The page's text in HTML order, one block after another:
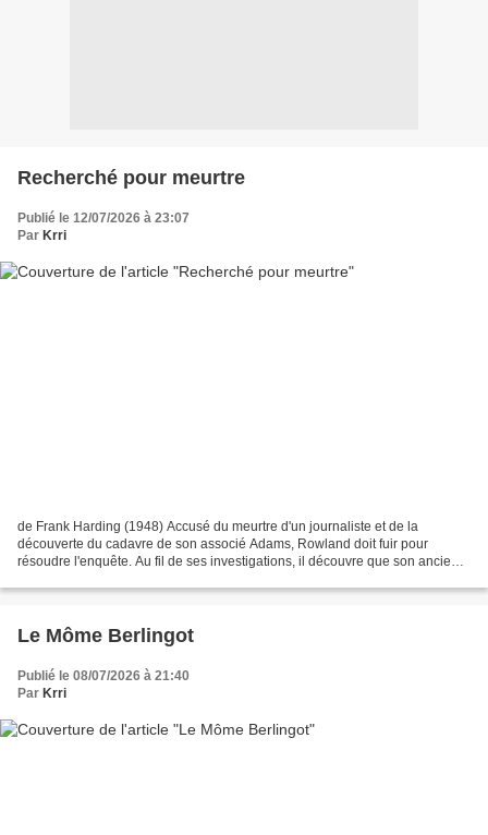
Recherché pour meurtre
Publié le 12/07/2026 à 23:07
Par Krri
de Frank Harding (1948) Accusé du meurtre d'un journaliste et de la
découverte du cadavre de son associé Adams, Rowland doit fuir pour
résoudre l'enquête. Au fil de ses investigations, il découvre que son ancien
Le Môme Berlingot
Publié le 08/07/2026 à 21:40
Par Krri